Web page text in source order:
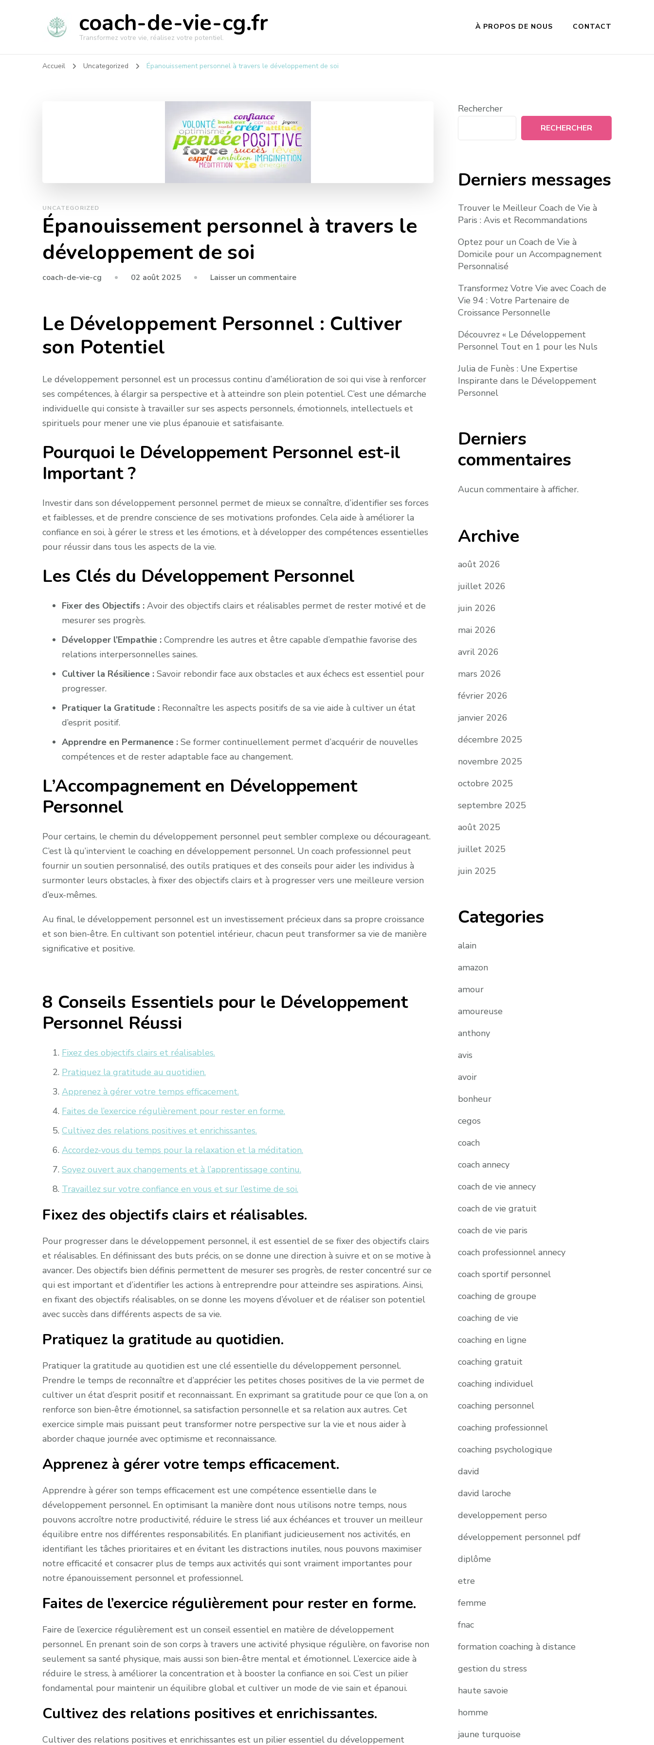
coach-de-vie-cg.fr
Transformez votre vie, réalisez votre potentiel.
À PROPOS DE NOUS CONTACT
Accueil Uncategorized Épanouissement personnel à travers le développement de soi
UNCATEGORIZED
Épanouissement personnel à travers le
développement de soi
coach-de-vie-cg 02 août 2025 Laisser un commentairesur
travers
soi
Le Développement Personnel : Cultiver
son Potentiel
Le développement personnel est un processus continu d’amélioration de soi qui vise à renforcer
ses compétences, à élargir sa perspective et à atteindre son plein potentiel. C’est une démarche
individuelle qui consiste à travailler sur ses aspects personnels, émotionnels, intellectuels et
spirituels pour mener une vie plus épanouie et satisfaisante.
Pourquoi le Développement Personnel est-il
Important ?
Investir dans son développement personnel permet de mieux se connaître, d’identifier ses forces
et faiblesses, et de prendre conscience de ses motivations profondes. Cela aide à améliorer la
confiance en soi, à gérer le stress et les émotions, et à développer des compétences essentielles
pour réussir dans tous les aspects de la vie.
Les Clés du Développement Personnel
Fixer des Objectifs : Avoir des objectifs clairs et réalisables permet de rester motivé et de
mesurer ses progrès.
Développer l’Empathie : Comprendre les autres et être capable d’empathie favorise des
relations interpersonnelles saines.
Cultiver la Résilience : Savoir rebondir face aux obstacles et aux échecs est essentiel pour
progresser.
Pratiquer la Gratitude : Reconnaître les aspects positifs de sa vie aide à cultiver un état
d’esprit positif.
Apprendre en Permanence : Se former continuellement permet d’acquérir de nouvelles
compétences et de rester adaptable face au changement.
L’Accompagnement en Développement
Personnel
Pour certains, le chemin du développement personnel peut sembler complexe ou décourageant.
C’est là qu’intervient le coaching en développement personnel. Un coach professionnel peut
fournir un soutien personnalisé, des outils pratiques et des conseils pour aider les individus à
surmonter leurs obstacles, à fixer des objectifs clairs et à progresser vers une meilleure version
d’eux-mêmes.
Au final, le développement personnel est un investissement précieux dans sa propre croissance
et son bien-être. En cultivant son potentiel intérieur, chacun peut transformer sa vie de manière
significative et positive.
8 Conseils Essentiels pour le Développement
Personnel Réussi
Fixez des objectifs clairs et réalisables.
Pratiquez la gratitude au quotidien.
Apprenez à gérer votre temps efficacement.
Faites de l’exercice régulièrement pour rester en forme.
Cultivez des relations positives et enrichissantes.
Accordez-vous du temps pour la relaxation et la méditation.
Soyez ouvert aux changements et à l’apprentissage continu.
Travaillez sur votre confiance en vous et sur l’estime de soi.
Fixez des objectifs clairs et réalisables.
Pour progresser dans le développement personnel, il est essentiel de se fixer des objectifs clairs
et réalisables. En définissant des buts précis, on se donne une direction à suivre et on se motive à
avancer. Des objectifs bien définis permettent de mesurer ses progrès, de rester concentré sur ce
qui est important et d’identifier les actions à entreprendre pour atteindre ses aspirations. Ainsi,
en fixant des objectifs réalisables, on se donne les moyens d’évoluer et de réaliser son potentiel
avec succès dans différents aspects de sa vie.
Pratiquez la gratitude au quotidien.
Pratiquer la gratitude au quotidien est une clé essentielle du développement personnel.
Prendre le temps de reconnaître et d’apprécier les petites choses positives de la vie permet de
cultiver un état d’esprit positif et reconnaissant. En exprimant sa gratitude pour ce que l’on a, on
renforce son bien-être émotionnel, sa satisfaction personnelle et sa relation aux autres. Cet
exercice simple mais puissant peut transformer notre perspective sur la vie et nous aider à
aborder chaque journée avec optimisme et reconnaissance.
Apprenez à gérer votre temps efficacement.
Apprendre à gérer son temps efficacement est une compétence essentielle dans le
développement personnel. En optimisant la manière dont nous utilisons notre temps, nous
pouvons accroître notre productivité, réduire le stress lié aux échéances et trouver un meilleur
équilibre entre nos différentes responsabilités. En planifiant judicieusement nos activités, en
identifiant les tâches prioritaires et en évitant les distractions inutiles, nous pouvons maximiser
notre efficacité et consacrer plus de temps aux activités qui sont vraiment importantes pour
notre épanouissement personnel et professionnel.
Faites de l’exercice régulièrement pour rester en forme.
Faire de l’exercice régulièrement est un conseil essentiel en matière de développement
personnel. En prenant soin de son corps à travers une activité physique régulière, on favorise non
seulement sa santé physique, mais aussi son bien-être mental et émotionnel. L’exercice aide à
réduire le stress, à améliorer la concentration et à booster la confiance en soi. C’est un pilier
fondamental pour maintenir un équilibre global et cultiver un mode de vie sain et épanoui.
Cultivez des relations positives et enrichissantes.
Cultiver des relations positives et enrichissantes est un pilier essentiel du développement
Rechercher
RECHERCHER
Derniers messages
Trouver le Meilleur Coach de Vie à
Paris : Avis et Recommandations
Optez pour un Coach de Vie à
Domicile pour un Accompagnement
Personnalisé
Transformez Votre Vie avec Coach de
Vie 94 : Votre Partenaire de
Croissance Personnelle
Découvrez « Le Développement
Personnel Tout en 1 pour les Nuls
Julia de Funès : Une Expertise
Inspirante dans le Développement
Personnel
Derniers
commentaires
Aucun commentaire à afficher.
Archive
août 2026
juillet 2026
juin 2026
mai 2026
avril 2026
mars 2026
février 2026
janvier 2026
décembre 2025
novembre 2025
octobre 2025
septembre 2025
août 2025
juillet 2025
juin 2025
Categories
alain
amazon
amour
amoureuse
anthony
avis
avoir
bonheur
cegos
coach
coach annecy
coach de vie annecy
coach de vie gratuit
coach de vie paris
coach professionnel annecy
coach sportif personnel
coaching de groupe
coaching de vie
coaching en ligne
coaching gratuit
coaching individuel
coaching personnel
coaching professionnel
coaching psychologique
david
david laroche
developpement perso
développement personnel pdf
diplôme
etre
femme
fnac
formation coaching à distance
gestion du stress
haute savoie
homme
jaune turquoise